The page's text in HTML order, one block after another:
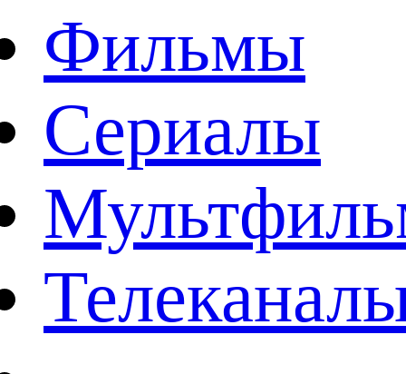
Фильмы
Сериалы